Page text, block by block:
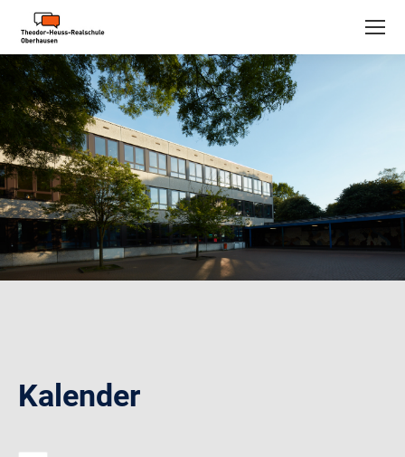
Kalender